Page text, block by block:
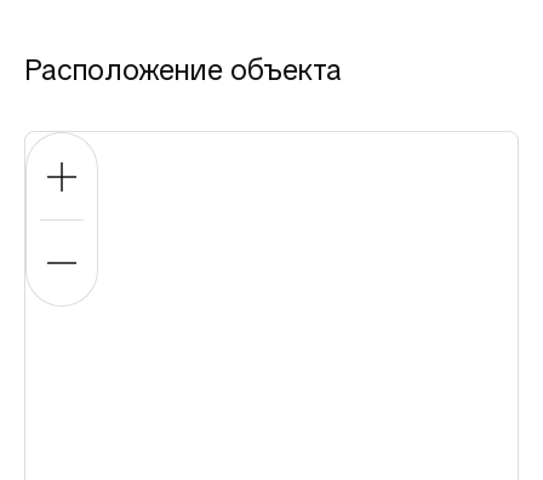
Расположение объекта